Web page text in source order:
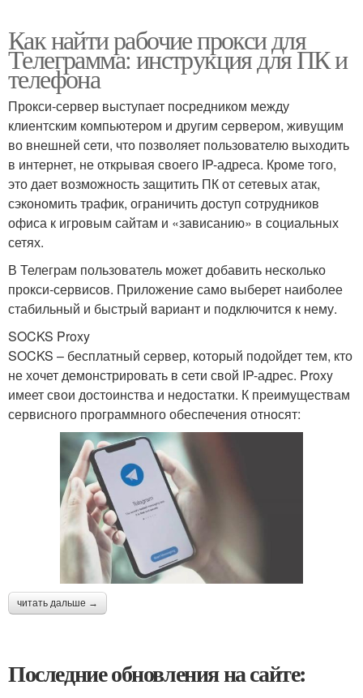
Как найти рабочие прокси для
Телеграмма: инструкция для ПК и
телефона
Прокси-сервер выступает посредником между
клиентским компьютером и другим сервером, живущим
во внешней сети, что позволяет пользователю выходить
в интернет, не открывая своего IP-адреса. Кроме того,
это дает возможность защитить ПК от сетевых атак,
сэкономить трафик, ограничить доступ сотрудников
офиса к игровым сайтам и «зависанию» в социальных
сетях.
В Телеграм пользователь может добавить несколько
прокси-сервисов. Приложение само выберет наиболее
стабильный и быстрый вариант и подключится к нему.
SOCKS Proxy
SOCKS – бесплатный сервер, который подойдет тем, кто
не хочет демонстрировать в сети свой IP-адрес. Proxy
имеет свои достоинства и недостатки. К преимуществам
сервисного программного обеспечения относят:
читать дальше →
Последние обновления на сайте: